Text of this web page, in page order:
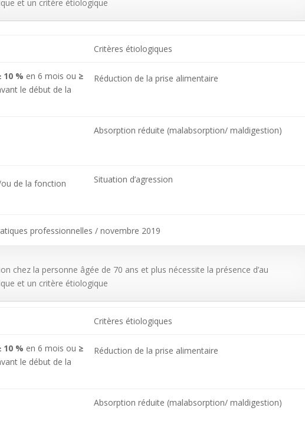
et un critère étiologique
Critères étiologiques
10 % en 6 mois ou ≥
le début de la
Réduction de la prise alimentaire
Absorption réduite (malabsorption/ maldigestion)
de la fonction
Situation d’agression
professionnelles / novembre 2019
chez la personne âgée de 70 ans et plus nécessite la présence d’au
et un critère étiologique
Critères étiologiques
10 % en 6 mois ou ≥
le début de la
Réduction de la prise alimentaire
Absorption réduite (malabsorption/ maldigestion)